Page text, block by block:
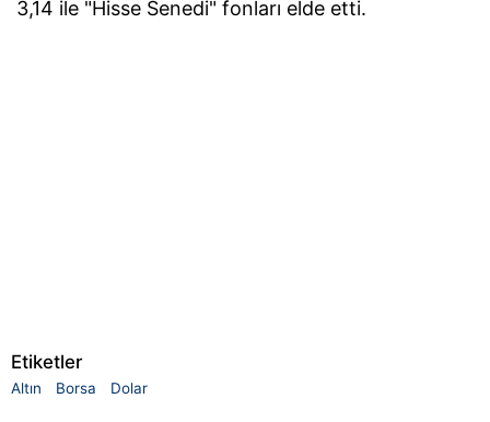
3,14 ile "Hisse Senedi" fonları elde etti.
Etiketler
Altın Borsa Dolar